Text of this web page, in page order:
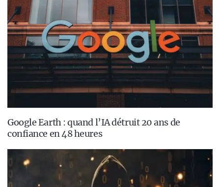
Google Earth : quand l’IA détruit 20 ans de
confiance en 48 heures